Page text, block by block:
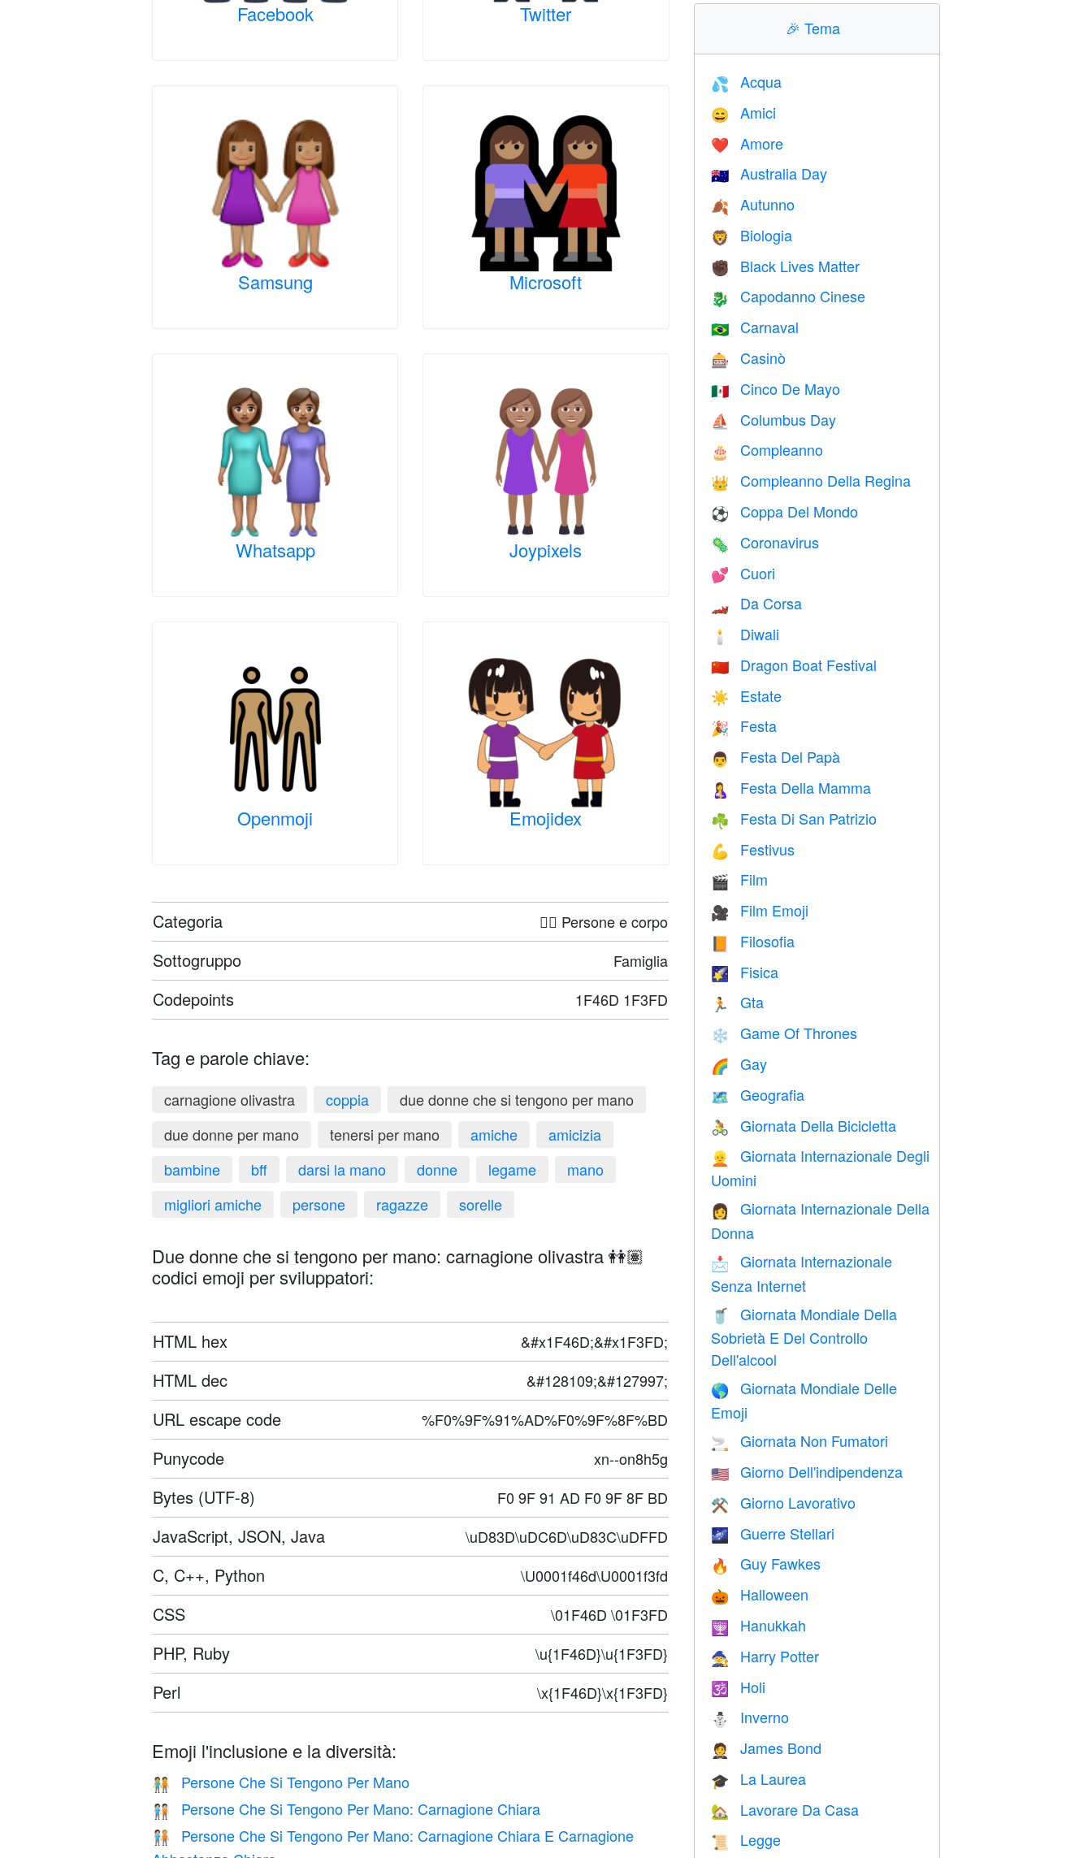
Facebook Twitter
Samsung Microsoft
Whatsapp Joypixels
Openmoji Emojidex
Categoria 🤦‍♀️ Persone e corpo
Sottogruppo Famiglia
Codepoints 1F46D 1F3FD
Tag e parole chiave:
carnagione olivastra coppia
due donne che si tengono per mano
due donne per mano
tenersi per mano amiche
amicizia
bambine
bff darsi la mano donne legame
mano
migliori amiche
persone ragazze sorelle
Due donne che si tengono per mano: carnagione olivastra 👭🏽
codici emoji per sviluppatori:
HTML hex &#x1F46D;&#x1F3FD;
HTML dec &#128109;&#127997;
URL escape code %F0%9F%91%AD%F0%9F%8F%BD
Punycode xn--on8h5g
Bytes (UTF-8) F0 9F 91 AD F0 9F 8F BD
JavaScript, JSON, Java \uD83D\uDC6D\uD83C\uDFFD
C, C++, Python \U0001f46d\U0001f3fd
CSS \01F46D \01F3FD
PHP, Ruby \u{1F46D}\u{1F3FD}
Perl \x{1F46D}\x{1F3FD}
Emoji l'inclusione e la diversità:
🧑‍🤝‍🧑 Persone Che Si Tengono Per Mano
🧑🏻‍🤝‍🧑🏻 Persone Che Si Tengono Per Mano: Carnagione Chiara
🧑🏻‍🤝‍🧑🏼
Persone Che Si Tengono Per Mano: Carnagione Chiara E Carnagione
🎉Tema
💦 Acqua
😄 Amici
❤️️ Amore
🇦🇺 Australia Day
🍂 Autunno
🦁 Biologia
✊🏿 Black Lives Matter
🐉 Capodanno Cinese
🇧🇷 Carnaval
🎰 Casinò
🇲🇽 Cinco De Mayo
⛵️ Columbus Day
🎂 Compleanno
👑 Compleanno Della Regina
⚽ Coppa Del Mondo
🦠 Coronavirus
💕 Cuori
🏎 Da Corsa
🕯 Diwali
🇨🇳 Dragon Boat Festival
☀️ Estate
🎉 Festa
👨 Festa Del Papà
🤱 Festa Della Mamma
☘️ Festa Di San Patrizio
💪 Festivus
🎬 Film
🎥 Film Emoji
📙 Filosofia
🌠 Fisica
🏃 Gta
❄️ Game Of Thrones
🌈 Gay
🗺 Geografia
🚴 Giornata Della Bicicletta
👱
Giornata Internazionale Degli
Uomini
👩
Giornata Internazionale Della
Donna
📩
Giornata Internazionale
Senza Internet
🥤
Giornata Mondiale Della
Sobrietà E Del Controllo
Dell'alcool
🌎
Giornata Mondiale Delle
Emoji
🚬 Giornata Non Fumatori
🇺🇸 Giorno Dell'indipendenza
⚒️ Giorno Lavorativo
🌌 Guerre Stellari
🔥 Guy Fawkes
🎃 Halloween
🕎 Hanukkah
🧙 Harry Potter
🕉 Holi
⛄ Inverno
🤵 James Bond
🎓 La Laurea
🏡 Lavorare Da Casa
📜 Legge